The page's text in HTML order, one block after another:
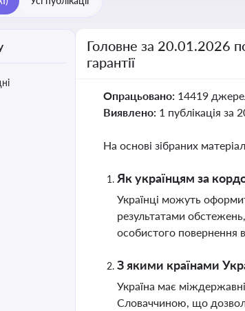
Головне за 20.01.2026
гарантії
Опрацьовано: 14419
Виявлено: 1 публікація за
На основі зібраних
Як українцям за
Українці можуть
результатами
особистого повернення
З якими країнами
Україна має
Словаччиною, що